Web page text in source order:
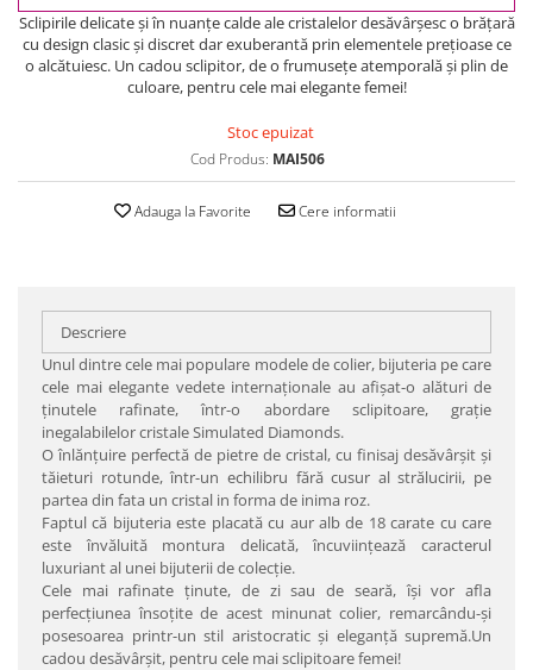
Sclipirile delicate şi în nuanţe calde ale cristalelor desăvârşesc o brăţară
cu design clasic şi discret dar exuberantă prin elementele preţioase ce
o alcătuiesc. Un cadou sclipitor, de o frumuseţe atemporală şi plin de
culoare, pentru cele mai elegante femei!
Stoc epuizat
Cod Produs: MAI506
Adauga la Favorite Cere informatii
Descriere
Unul dintre cele mai populare modele de colier, bijuteria pe care
cele mai elegante vedete internaţionale au afişat-o alături de
ţinutele rafinate, într-o abordare sclipitoare, graţie
inegalabilelor cristale Simulated Diamonds.
O înlănţuire perfectă de pietre de cristal, cu finisaj desăvârşit şi
tăieturi rotunde, într-un echilibru fără cusur al strălucirii, pe
partea din fata un cristal in forma de inima roz.
Faptul că bijuteria este placată cu aur alb de 18 carate cu care
este învăluită montura delicată, încuviinţează caracterul
luxuriant al unei bijuterii de colecţie.
Cele mai rafinate ţinute, de zi sau de seară, îşi vor afla
perfecţiunea însoţite de acest minunat colier, remarcându-şi
posesoarea printr-un stil aristocratic şi eleganţă supremă.Un
cadou desăvârşit, pentru cele mai sclipitoare femei!